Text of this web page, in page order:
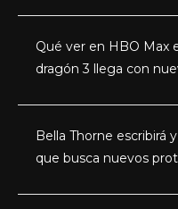
Qué ver en HBO Max
dragón 3 llega con
Bella Thorne escribirá
que busca nuevos